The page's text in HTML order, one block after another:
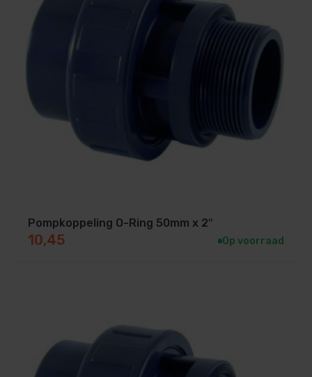
Pompkoppeling O-Ring 50mm x 2″
10,45 Op voorraad